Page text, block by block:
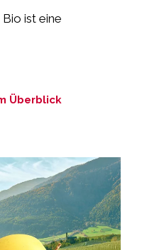
ist eine
Überblick